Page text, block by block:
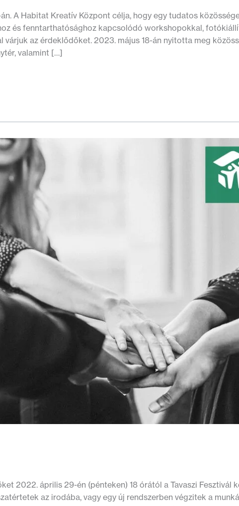
A Habitat Kreatív Központ célja, hogy egy tudatos
és fenntarthatósághoz kapcsolódó workshopokkal,
az érdeklődőket. 2023. május 18-án nyitotta meg
valamint […]
2022. április 29-én (pénteken) 18 órától a Tavaszi Fesztivál
az irodába, vagy egy új rendszerben végzitek a